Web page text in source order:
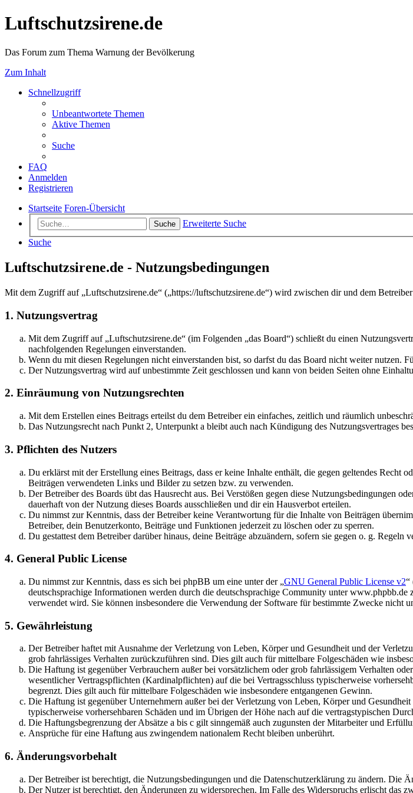
Luftschutzsirene.de
Das Forum zum Thema Warnung der Bevölkerung
Zum Inhalt
Schnellzugriff
Unbeantwortete Themen
Aktive Themen
Suche
FAQ
Anmelden
Registrieren
Startseite Foren-Übersicht
Suche
Erweiterte Suche
Suche
Luftschutzsirene.de - Nutzungsbedingungen
Mit dem Zugriff auf „Luftschutzsirene.de“ („https://luftschutzsirene.de“) wird zwischen dir und dem
1. Nutzungsvertrag
Mit dem Zugriff auf „Luftschutzsirene.de“ (im Folgenden „das Board“) schließt du einen
nachfolgenden Regelungen einverstanden.
Wenn du mit diesen Regelungen nicht einverstanden bist, so darfst du das Board nicht weiter nutzen.
Der Nutzungsvertrag wird auf unbestimmte Zeit geschlossen und kann von beiden Seiten ohne
2. Einräumung von Nutzungsrechten
Mit dem Erstellen eines Beitrags erteilst du dem Betreiber ein einfaches, zeitlich und räumlich
Das Nutzungsrecht nach Punkt 2, Unterpunkt a bleibt auch nach Kündigung des Nutzungsvertrages
3. Pflichten des Nutzers
Du erklärst mit der Erstellung eines Beitrags, dass er keine Inhalte enthält, die gegen geltendes Recht
Beiträgen verwendeten Links und Bilder zu setzen bzw. zu verwenden.
Der Betreiber des Boards übt das Hausrecht aus. Bei Verstößen gegen diese Nutzungsbedingungen
dauerhaft von der Nutzung dieses Boards ausschließen und dir ein Hausverbot erteilen.
Du nimmst zur Kenntnis, dass der Betreiber keine Verantwortung für die Inhalte von Beiträgen
Betreiber, dein Benutzerkonto, Beiträge und Funktionen jederzeit zu löschen oder zu sperren.
Du gestattest dem Betreiber darüber hinaus, deine Beiträge abzuändern, sofern sie gegen o. g.
4. General Public License
Du nimmst zur Kenntnis, dass es sich bei phpBB um eine unter der „GNU General Public License v2“
deutschsprachige Informationen werden durch die deutschsprachige Community unter
verwendet wird. Sie können insbesondere die Verwendung der Software für bestimmte Zwecke nicht
5. Gewährleistung
Der Betreiber haftet mit Ausnahme der Verletzung von Leben, Körper und Gesundheit und der
grob fahrlässiges Verhalten zurückzuführen sind. Dies gilt auch für mittelbare Folgeschäden wie
Die Haftung ist gegenüber Verbrauchern außer bei vorsätzlichem oder grob fahrlässigem Verhalten
wesentlicher Vertragspflichten (Kardinalpflichten) auf die bei Vertragsschluss typischerweise
begrenzt. Dies gilt auch für mittelbare Folgeschäden wie insbesondere entgangenen Gewinn.
Die Haftung ist gegenüber Unternehmern außer bei der Verletzung von Leben, Körper und
typischerweise vorhersehbaren Schäden und im Übrigen der Höhe nach auf die vertragstypischen
Die Haftungsbegrenzung der Absätze a bis c gilt sinngemäß auch zugunsten der Mitarbeiter und
Ansprüche für eine Haftung aus zwingendem nationalem Recht bleiben unberührt.
6. Änderungsvorbehalt
Der Betreiber ist berechtigt, die Nutzungsbedingungen und die Datenschutzerklärung zu ändern. Die
Der Nutzer ist berechtigt, den Änderungen zu widersprechen. Im Falle des Widerspruchs erlischt das